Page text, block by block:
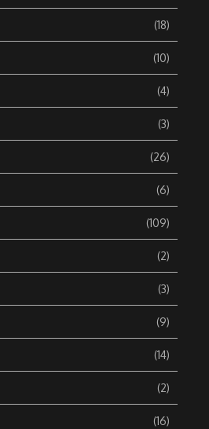
(18)
(10)
(4)
(3)
(26)
(6)
(109)
(2)
(3)
(9)
(14)
(2)
(16)